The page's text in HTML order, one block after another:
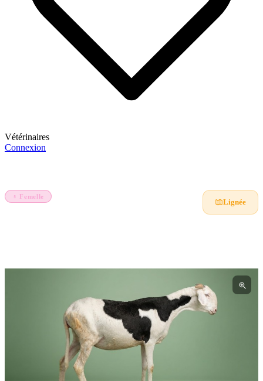
Vétérinaires
Connexion
♀ Femelle
Lignée